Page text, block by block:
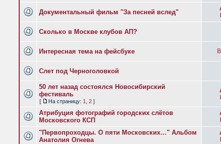
Документальный фильм "За песней вслед"
Сколько в Москве клубов АП?
Интересная тема на фейсбуке
Слет под Черноголовкой
50 лет назад состоялся Новосибирский
фестиваль
[ На страницу: 1 2 ]
Атрибуция фотографий городских слётов
Московского КСП
"Первопроходцы. О пяти Московских…" Альбом
Анатолия Огнева